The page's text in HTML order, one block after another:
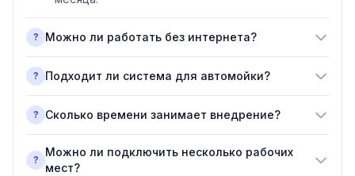
? Можно ли работать без интернета?
? Подходит ли система для автомойки?
? Сколько времени занимает внедрение?
?
Можно ли подключить несколько рабочих
мест?